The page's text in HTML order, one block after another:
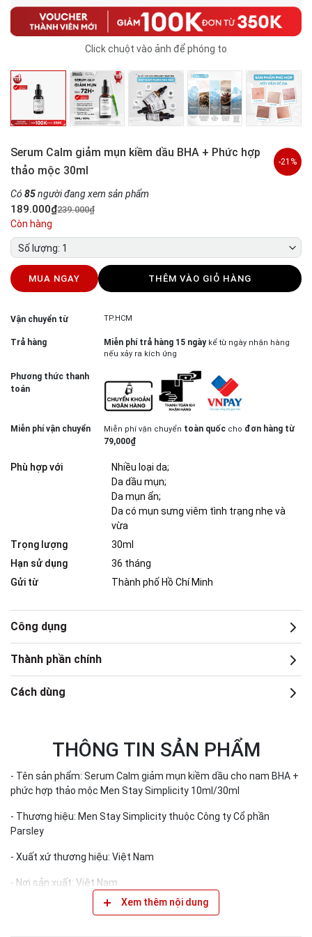
Click chuột vào ảnh để phóng to
Serum Calm giảm mụn kiềm dầu BHA + Phức hợp
thảo mộc 30ml
-21%
Có 85người đang xem sản phẩm
189.000₫239.000₫
Còn hàng
Số lượng: 1
MUA NGAY THÊM VÀO GIỎ HÀNG
Vận chuyển từ TP.HCM
Trả hàng Miễn phí trả hàng 15 ngàykể từ ngày nhận hàng
nếu xảy ra kích ứng
Phương thức thanh
toán
Miễn phí vận chuyển Miễn phí vận chuyển toàn quốccho đơn hàng từ
79,000₫
Phù hợp với
Nhiều loại da;
Da dầu mụn;
Da mụn ẩn;
Da có mụn sưng viêm tình trạng nhẹ và
vừa
Trọng lượng
30ml
Hạn sử dụng
36 tháng
Gửi từ
Thành phố Hồ Chí Minh
Công dụng
Thành phần chính
Cách dùng
THÔNG TIN SẢN PHẨM
- Tên sản phẩm: Serum Calm giảm mụn kiềm dầu cho nam BHA +
phức hợp thảo mộc Men Stay Simplicity 10ml/30ml
- Thương hiệu: Men Stay Simplicity thuộc Công ty Cổ phần
Parsley
- Xuất xứ thương hiệu: Việt Nam
- Nơi sản xuất: Việt Nam
- Hạn sử dụng: 3 năm kể từ ngày sản xuất
- Ngày sản xuất: Xem chi tiết trên bao bì
Xem thêm nội dung